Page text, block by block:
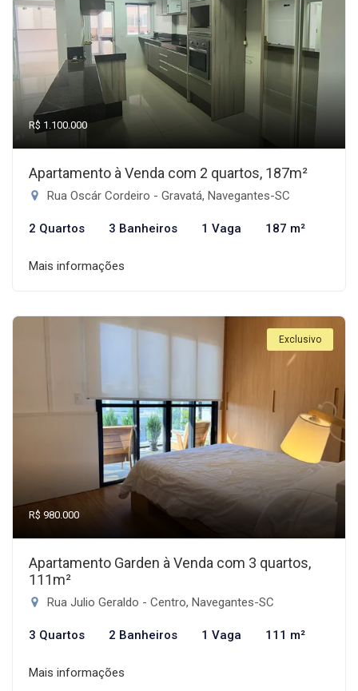
R$ 1.100.000
Apartamento à Venda com 2 quartos, 187m²
Rua Oscár Cordeiro - Gravatá, Navegantes-SC
2 Quartos 3 Banheiros 1 Vaga 187 m²
Mais informações
Exclusivo
R$ 980.000
Apartamento Garden à Venda com 3 quartos,
111m²
Rua Julio Geraldo - Centro, Navegantes-SC
3 Quartos 2 Banheiros 1 Vaga 111 m²
Mais informações